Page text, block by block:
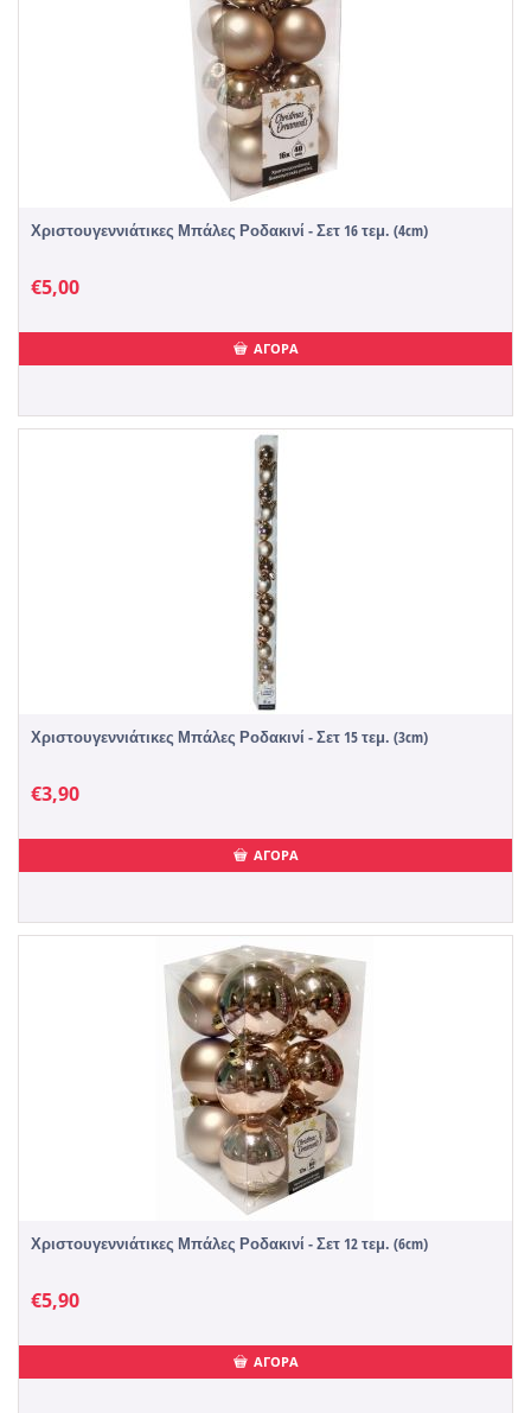
Χριστουγεννιάτικες Μπάλες Ροδακινί - Σετ 16 τεμ. (4cm)
€5,00
ΑΓΟΡΑ
Χριστουγεννιάτικες Μπάλες Ροδακινί - Σετ 15 τεμ. (3cm)
€3,90
ΑΓΟΡΑ
Χριστουγεννιάτικες Μπάλες Ροδακινί - Σετ 12 τεμ. (6cm)
€5,90
ΑΓΟΡΑ